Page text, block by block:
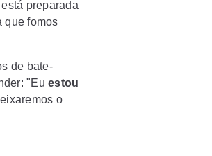
preparada
que fomos
de bate-
"Eu estou
o